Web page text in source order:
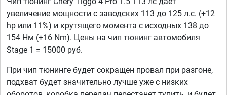
увеличение мощности с заводских 113 до 125 л.с. (+12
hp или 11%) и крутящего момента с исходных 138 до
154 Нм (+16 Nm). Цены на чип тюнинг автомобиля
Stage 1 = 15000 руб.
При чип тюнинге будет сокращен провал при разгоне,
подхват будет значительно лучше уже с низких